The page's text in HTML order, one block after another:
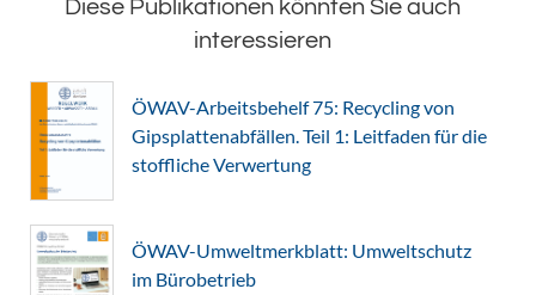
Diese Publikationen könnten Sie auch
interessieren
ÖWAV-Arbeitsbehelf 75: Recycling von
Gipsplattenabfällen. Teil 1: Leitfaden für die
stoffliche Verwertung
ÖWAV-Umweltmerkblatt: Umweltschutz
im Bürobetrieb